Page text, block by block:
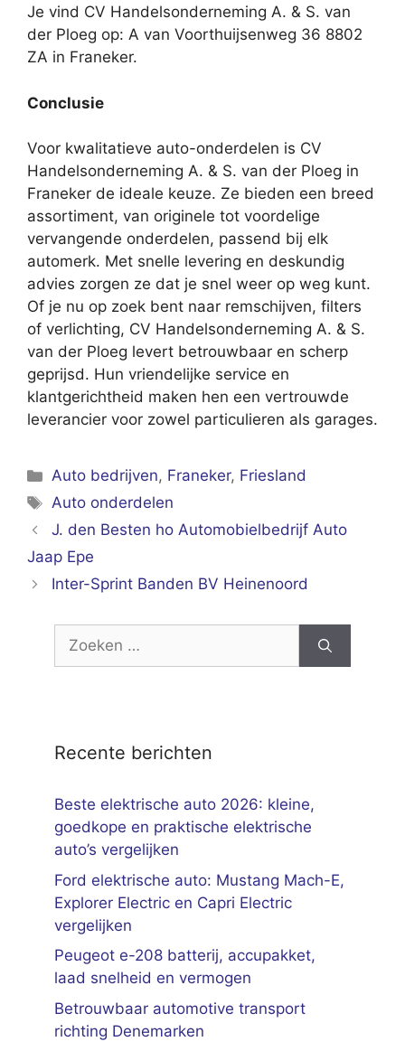
Je vind CV Handelsonderneming A. & S. van
der Ploeg op: A van Voorthuijsenweg 36 8802
ZA in Franeker.
Conclusie
Voor kwalitatieve auto-onderdelen is CV
Handelsonderneming A. & S. van der Ploeg in
Franeker de ideale keuze. Ze bieden een breed
assortiment, van originele tot voordelige
vervangende onderdelen, passend bij elk
automerk. Met snelle levering en deskundig
advies zorgen ze dat je snel weer op weg kunt.
Of je nu op zoek bent naar remschijven, filters
of verlichting, CV Handelsonderneming A. & S.
van der Ploeg levert betrouwbaar en scherp
geprijsd. Hun vriendelijke service en
klantgerichtheid maken hen een vertrouwde
leverancier voor zowel particulieren als garages.
Categorieën
Auto bedrijven, Franeker, Friesland
Tags
Auto onderdelen
J. den Besten ho Automobielbedrijf Auto
Jaap Epe
Inter-Sprint Banden BV Heinenoord
Zoek
Recente berichten
Beste elektrische auto 2026: kleine,
goedkope en praktische elektrische
auto’s vergelijken
Ford elektrische auto: Mustang Mach-E,
Explorer Electric en Capri Electric
vergelijken
Peugeot e-208 batterij, accupakket,
laad snelheid en vermogen
Betrouwbaar automotive transport
richting Denemarken